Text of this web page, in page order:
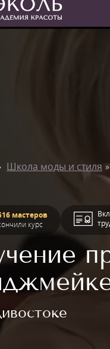
Школа моды и стиля
мастеров
курс